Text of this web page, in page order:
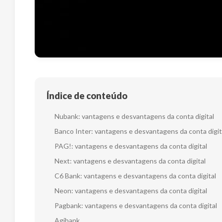
Índice de conteúdo
Nubank: vantagens e desvantagens da conta digital
Banco Inter: vantagens e desvantagens da conta
PAG!: vantagens e desvantagens da conta digital
Next: vantagens e desvantagens da conta digital
C6 Bank: vantagens e desvantagens da conta digital
Neon: vantagens e desvantagens da conta digital
Pagbank: vantagens e desvantagens da conta digital
Agibank